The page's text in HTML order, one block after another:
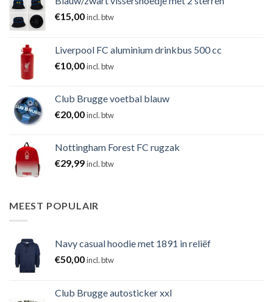
€15,00incl. btw
Liverpool FC aluminium drinkbus 500 cc
€10,00incl. btw
Club Brugge voetbal blauw
€20,00incl. btw
Nottingham Forest FC rugzak
€29,99incl. btw
MEEST POPULAIR
Navy casual hoodie met 1891 in reliëf
€50,00incl. btw
Club Brugge autosticker xxl